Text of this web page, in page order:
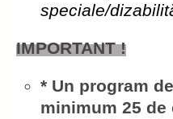
speciale/
IMPORTANT !
* Un program
minimum 25